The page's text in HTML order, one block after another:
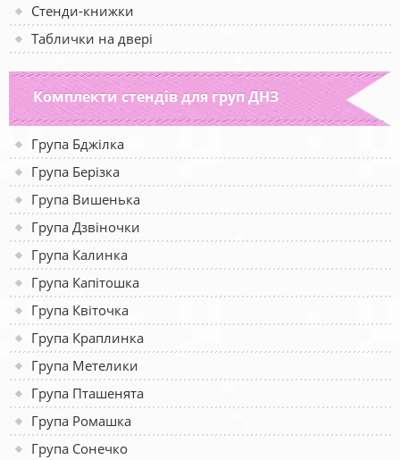
Стенди-книжки
Таблички на двері
Комплекти стендів для груп ДНЗ
Група Бджілка
Група Берізка
Група Вишенька
Група Дзвіночки
Група Калинка
Група Капітошка
Група Квіточка
Група Краплинка
Група Метелики
Група Пташенята
Група Ромашка
Група Сонечко